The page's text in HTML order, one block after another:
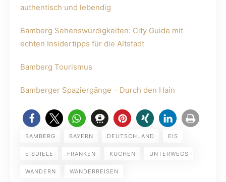
authentisch und lebendig
Bamberg Sehenswürdigkeiten: City Guide mit
echten Insidertipps für die Altstadt
Bamberg Tourismus
Bamberger Spaziergänge – Durch den Hain
BAMBERG BAYERN DEUTSCHLAND EIS
EISDIELE FRANKEN KUCHEN UNTERWEGS
WANDERN WANDERREISEN